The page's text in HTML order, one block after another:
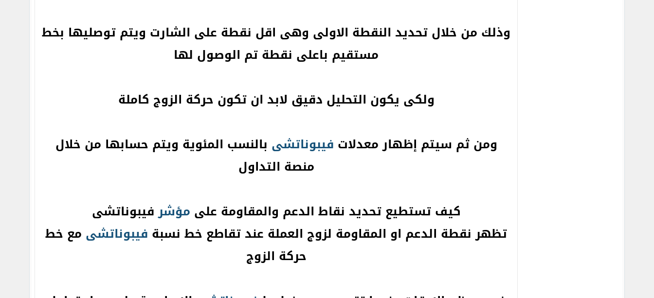
وذلك من خلال تحديد النقطة الاولى وهى اقل نقطة على الشارت ويتم توصليها بخط
مستقيم باعلى نقطة تم الوصول لها
ولكى يكون التحليل دقيق لابد ان تكون حركة الزوج كاملة
ومن ثم سيتم إظهار معدلات فيبوناتشى بالنسب المئوية ويتم حسابها من خلال
منصة التداول
كيف تستطيع تحديد نقاط الدعم والمقاومة على مؤشرفيبوناتشى
تظهر نقطة الدعم او المقاومة لزوج العملة عند تقاطع خط نسبة فيبوناتشى مع خط
حركة الزوج